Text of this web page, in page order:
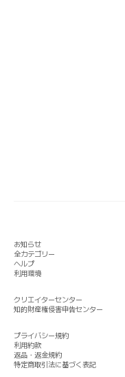
お知らせ
全カテゴリー
ヘルプ
利用環境
クリエイターセンター
知的財産権侵害申告センター
プライバシー規約
利用約款
返品・返金規約
特定商取引法に基づく表記